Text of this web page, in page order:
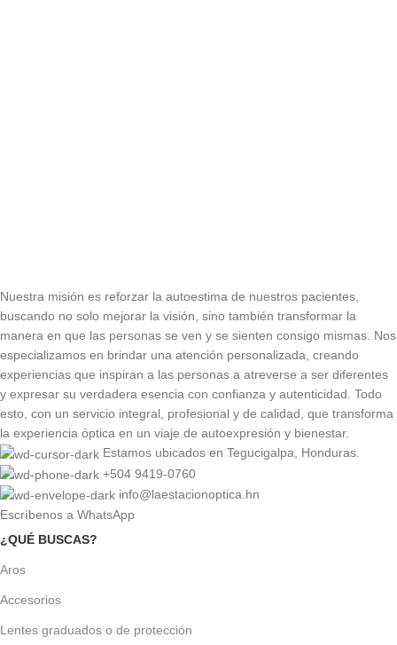
Nuestra misión es reforzar la autoestima de nuestros pacientes,
buscando no solo mejorar la visión, sino también transformar la
manera en que las personas se ven y se sienten consigo mismas. Nos
especializamos en brindar una atención personalizada, creando
experiencias que inspiran a las personas a atreverse a ser diferentes
y expresar su verdadera esencia con confianza y autenticidad. Todo
esto, con un servicio integral, profesional y de calidad, que transforma
la experiencia óptica en un viaje de autoexpresión y bienestar.
Estamos ubicados en Tegucigalpa, Honduras.
+504 9419-0760
info@laestacionoptica.hn
Escríbenos a WhatsApp
¿QUÉ BUSCAS?
Aros
Accesorios
Lentes graduados o de protección